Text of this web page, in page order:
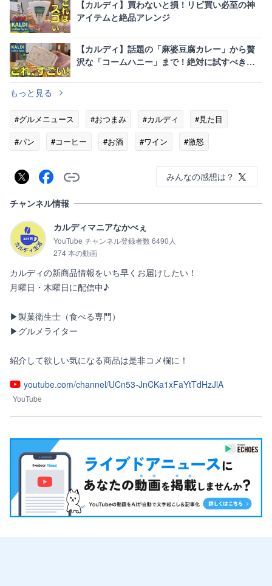
【カルディ】買わないと損！リピ買い必至の神
アイテムと絶品アレンジ
【カルディ】話題の「麻婆豆腐カレー」から贅
沢な「コームハニー」まで！絶対に試すべき新
もっと見る
#グルメニュース #おつまみ #カルディ
#見た目
#パン
#コーヒー #お酒 #ワイン #激怒
みんなの感想は？
チャンネル情報
カルディマニアなかべぇ
YouTube チャンネル登録者数 6490人
274 本の動画
カルディの新商品情報をいち早くお届けしたい！
月曜日・木曜日に配信中♪
▶製菓衛生士（食べる専門）
▶グルメライター
紹介して欲しい気になる商品は是非コメ欄に！
youtube.com/channel/UCn53-JnCKa1xFaYtTdHzJlA
YouTube